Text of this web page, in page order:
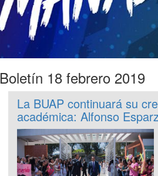
Boletín 18 febrero 2019
La BUAP continuará su
académica: Alfonso